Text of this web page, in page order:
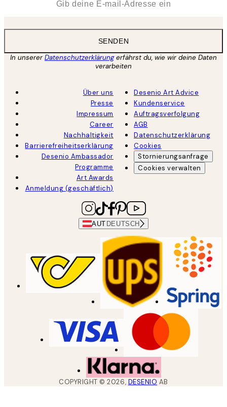
SENDEN
In unsererDatenschutzerklärungerfährst du, wie wir deine Daten
verarbeiten
Über uns
Presse
Impressum
Career
Nachhaltigkeit
Barrierefreiheitserklärung
Desenio Ambassador
Programme
Art Awards
Anmeldung (geschäftlich)
Desenio Art Advice
Kundenservice
Auftragsverfolgung
AGB
Datenschutzerklärung
Cookies
Stornierungsanfrage
Cookies verwalten
AUT DEUTSCH
COPYRIGHT ©2026, DESENIO AB